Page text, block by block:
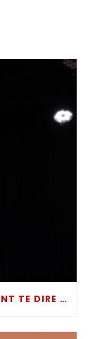
AVIGNON 2024 •OFF 2024• « COMMENT TE DIRE ? » UN MOMENT DE THÉÂTRE INTROSPECTIF BOULEVERSANT… DIRE POUR NE PAS SOMBRER !